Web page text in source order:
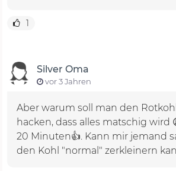
1
Silver Oma
vor 3 Jahren
Aber warum soll man den
hacken, dass alles matschig wird
20 Minuten👍. Kann mir jemand
den Kohl "normal" zerkleinern